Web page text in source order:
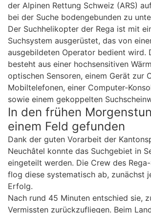
der Alpinen Rettung Schweiz (ARS)
bei der Suche bodengebunden zu
Der Suchhelikopter der Rega ist mit
Suchsystem ausgerüstet, das von
ausgebildeten Operator bedient wird.
besteht aus einer hochsensitiven
optischen Sensoren, einem Gerät zur
Mobiltelefonen, einer Computer-
sowie einem gekoppelten
In den frühen
einem Feld gefunden
Dank der guten Vorarbeit der
Neuchâtel konnte das Suchgebiet in
eingeteilt werden. Die Crew des
flog diese systematisch ab, zunächst
Erfolg.
Nach rund 45 Minuten entschied sie,
Vermissten zurückzufliegen. Beim